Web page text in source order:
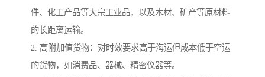
件、化工产品等大宗工业品，以及木材、矿产等原材料
的长距离运输。
2. 高附加值货物：对时效要求高于海运但成本低于空运
的货物，如消费品、器械、精密仪器等。